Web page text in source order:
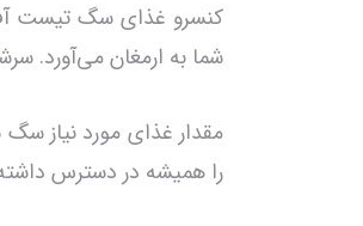
شما به ارمغان می‌آورد. سرشار از امگا ۳ و ۶ برای تقویت سیستم ایمنی و سلامت پوست و مو.
مقدار غذای مورد نیاز
را همیشه در دسترس